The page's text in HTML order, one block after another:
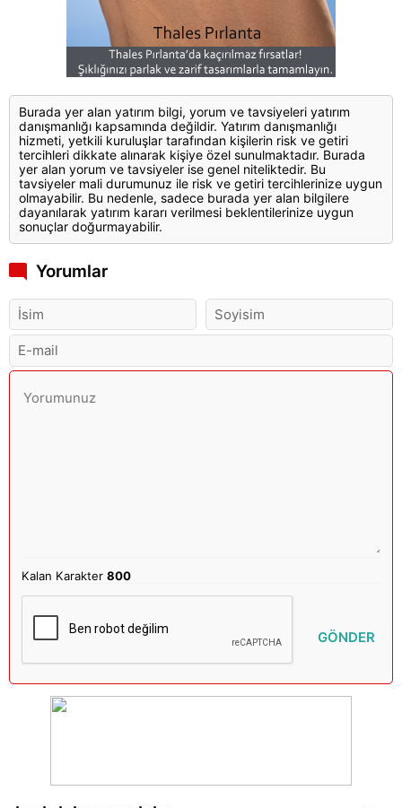
Burada yer alan yatırım bilgi, yorum ve tavsiyeleri yatırım
danışmanlığı kapsamında değildir. Yatırım danışmanlığı
hizmeti, yetkili kuruluşlar tarafından kişilerin risk ve getiri
tercihleri dikkate alınarak kişiye özel sunulmaktadır. Burada
yer alan yorum ve tavsiyeler ise genel niteliktedir. Bu
tavsiyeler mali durumunuz ile risk ve getiri tercihlerinize uygun
olmayabilir. Bu nedenle, sadece burada yer alan bilgilere
dayanılarak yatırım kararı verilmesi beklentilerinize uygun
sonuçlar doğurmayabilir.
Yorumlar
Kalan Karakter800
GÖNDER